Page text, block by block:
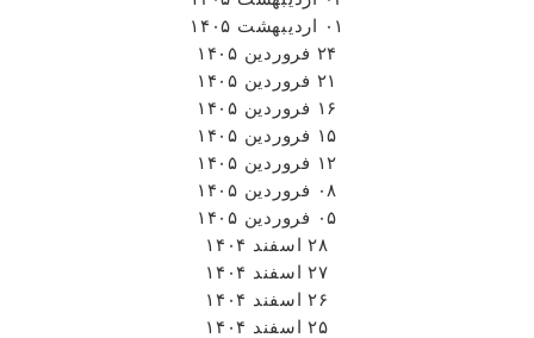
۰۱ اردیبهشت ۱۴۰۵
۲۴ فروردین ۱۴۰۵
۲۱ فروردین ۱۴۰۵
۱۶ فروردین ۱۴۰۵
۱۵ فروردین ۱۴۰۵
۱۲ فروردین ۱۴۰۵
۰۸ فروردین ۱۴۰۵
۰۵ فروردین ۱۴۰۵
۲۸ اسفند ۱۴۰۴
۲۷ اسفند ۱۴۰۴
۲۶ اسفند ۱۴۰۴
۲۵ اسفند ۱۴۰۴